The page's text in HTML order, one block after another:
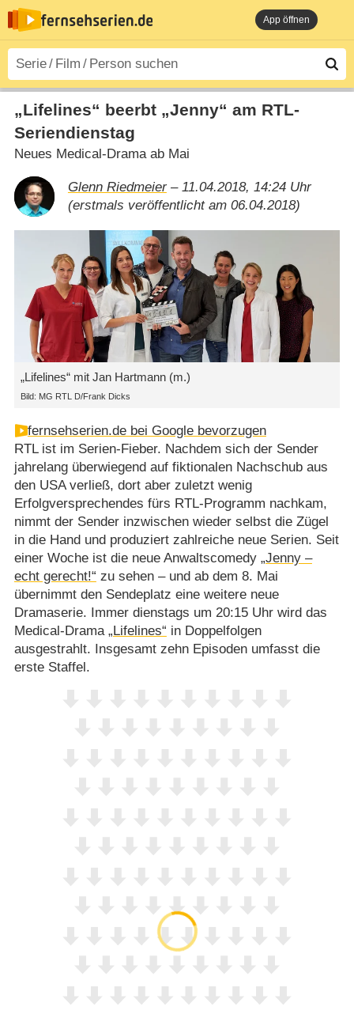
App öffnen
„Lifelines“ beerbt „Jenny“ am RTL-
Seriendienstag
Neues Medical-Drama ab Mai
Glenn Riedmeier– 11.04.2018, 14:24 Uhr
(erstmals veröffentlicht am 06.04.2018)
„Lifelines“ mit Jan Hartmann (m.)
Bild: MG RTL D/Frank Dicks
fernsehserien.de bei Google bevorzugen
RTL ist im Serien-Fieber. Nachdem sich der Sender
jahrelang überwiegend auf fiktionalen Nachschub aus
den USA verließ, dort aber zuletzt wenig
Erfolgversprechendes fürs RTL-Programm nachkam,
nimmt der Sender inzwischen wieder selbst die Zügel
in die Hand und produziert zahlreiche neue Serien. Seit
einer Woche ist die neue Anwaltscomedy „Jenny –
echt gerecht!“ zu sehen – und ab dem 8. Mai
übernimmt den Sendeplatz eine weitere neue
Dramaserie. Immer dienstags um 20:15 Uhr wird das
Medical-Drama „Lifelines“ in Doppelfolgen
ausgestrahlt. Insgesamt zehn Episoden umfasst die
erste Staffel.